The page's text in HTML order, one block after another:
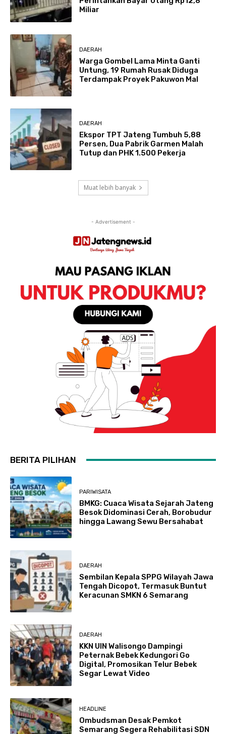
Miliar
DAERAH
Warga Gombel Lama Minta Ganti
Untung, 19 Rumah Rusak Diduga
Terdampak Proyek Pakuwon Mal
DAERAH
Ekspor TPT Jateng Tumbuh 5,88
Persen, Dua Pabrik Garmen Malah
Tutup dan PHK 1.500 Pekerja
Muat lebih banyak
- Advertisement -
BERITA PILIHAN
PARIWISATA
BMKG: Cuaca Wisata Sejarah Jateng
Besok Didominasi Cerah, Borobudur
hingga Lawang Sewu Bersahabat
DAERAH
Sembilan Kepala SPPG Wilayah Jawa
Tengah Dicopot, Termasuk Buntut
Keracunan SMKN 6 Semarang
DAERAH
KKN UIN Walisongo Dampingi
Peternak Bebek Kedungori Go
Digital, Promosikan Telur Bebek
Segar Lewat Video
HEADLINE
Ombudsman Desak Pemkot
Semarang Segera Rehabilitasi SDN